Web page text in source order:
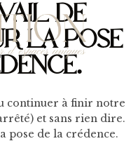
DE
LA POSE
continuer à finir notre
et sans rien dire.
pose de la crédence.